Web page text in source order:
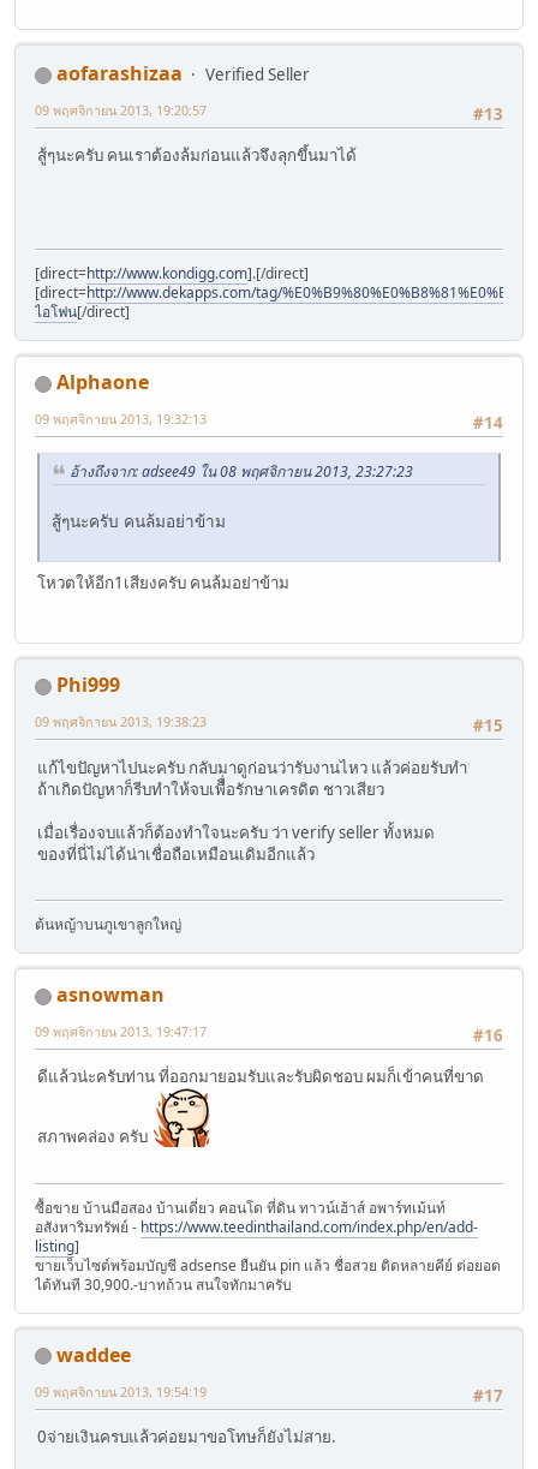
aofarashizaa
Verified Seller
#13
09 พฤศจิกายน 2013, 19:20:57
สู้ๆนะครับ คนเราต้องล้มก่อนแล้วจึงลุกขึ้นมาได้
[direct=http://www.kondigg.com].[/direct]
[direct=http://www.dekapps.com/tag/
ไอโฟน[/direct]
Alphaone
#14
09 พฤศจิกายน 2013, 19:32:13
อ้างถึงจาก: adsee49 ใน 08 พฤศจิกายน 2013, 23:27:23
สู้ๆนะครับ คนล้มอย่าข้าม
โหวตให้อีก1เสียงครับ คนล้มอย่าข้าม
Phi999
#15
09 พฤศจิกายน 2013, 19:38:23
แก้ไขปัญหาไปนะครับ กลับมาดูก่อนว่ารับงานไหว แล้วค่อยรับทำ
ถ้าเกิดปัญหาก็รีบทำให้จบเพืื่อรักษาเครดิต ชาวเสียว
เมื่อเรื่องจบแล้วก็ต้องทำใจนะครับ ว่า verify seller ทั้งหมด
ของที่นี่ไม่ได้น่าเชื่อถือเหมือนเดิมอีกแล้ว
ต้นหญ้าบนภูเขาลูกใหญ่
asnowman
#16
09 พฤศจิกายน 2013, 19:47:17
ดีแล้วน่ะครับท่าน ที่ออกมายอมรับและรับผิดชอบ ผมก็เข้าคนที่ขาด
สภาพคล่อง ครับ
ซื้อขาย บ้านมือสอง บ้านเดี่ยว คอนโด ที่ดิน ทาวน์เฮ้าส์ อพาร์ทเม้นท์
อสังหาริมทรัพย์ - https://www.teedinthailand.com/index.php/en/add-
listing]
ขายเว็บไซต์พร้อมบัญชี adsense ยืนยัน pin แล้ว ชื่อสวย ติดหลายคีย์ ต่อยอด
ได้ทันที 30,900.-บาทถ้วน สนใจทักมาครับ
waddee
#17
09 พฤศจิกายน 2013, 19:54:19
0จ่ายเงินครบแล้วค่อยมาขอโทษก็ยังไม่สาย.